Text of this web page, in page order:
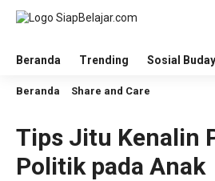
Beranda Trending Sosial
Beranda Share and Care
Tips Jitu Kenalin
Politik pada Anak